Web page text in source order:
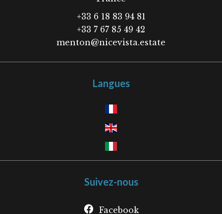
+33 6 18 83 94 81
+33 7 67 85 49 42
menton@nicevista.estate
Langues
Suivez-nous
Facebook